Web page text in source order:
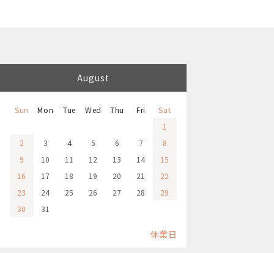
August
Sun Mon Tue Wed Thu Fri
Sat
1
2
3 4 5 6 7
8
9
10 11 12 13 14
15
16
17 18 19 20 21
22
23
24 25 26 27 28
29
30
31
休業日